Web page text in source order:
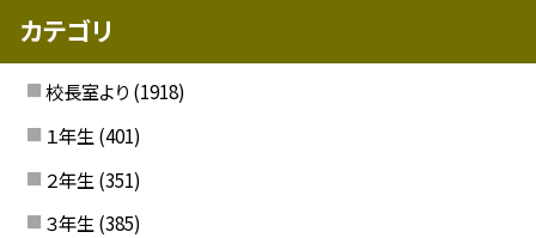
カテゴリ
校長室より (1918)
１年生 (401)
２年生 (351)
３年生 (385)